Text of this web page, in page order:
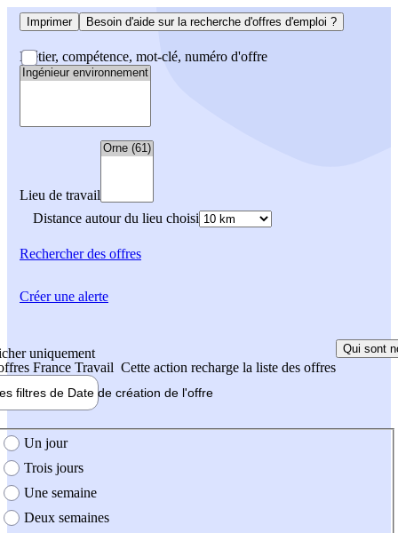
Imprimer Besoin d'aide sur la recherche d'offres d'emploi ?
Métier, compétence, mot-clé, numéro d'offre
Lieu de travail
Distance autour du lieu choisi
Rechercherdes offres
uniquement
France Travail Cette action recharge la liste des offres
Qui sont
filtres de Date de création de l'offre
création de l'offre
Un jour
Trois jours
Une semaine
Deux semaines
Créer une alerte